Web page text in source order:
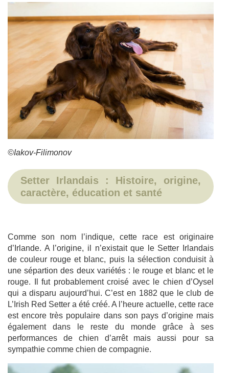
©Iakov-Filimonov
Setter Irlandais : Histoire, origine,
caractère, éducation et santé
Comme son nom l’indique, cette race est originaire
d’Irlande. A l’origine, il n’existait que le Setter Irlandais
de couleur rouge et blanc, puis la sélection conduisit à
une sépartion des deux variétés : le rouge et blanc et le
rouge. Il fut probablement croisé avec le chien d’Oysel
qui a disparu aujourd’hui. C’est en 1882 que le club de
L’Irish Red Setter a été créé. A l’heure actuelle, cette race
est encore très populaire dans son pays d’origine mais
également dans le reste du monde grâce à ses
performances de chien d’arrêt mais aussi pour sa
sympathie comme chien de compagnie.